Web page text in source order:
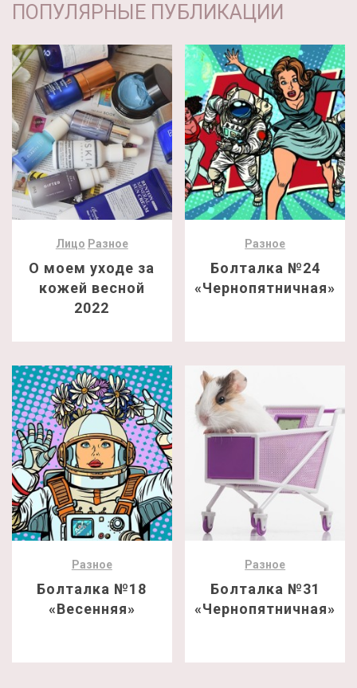
ПОПУЛЯРНЫЕ ПУБЛИКАЦИИ
Лицо Разное
О моем уходе за
кожей весной
2022
Разное
Болталка №24
«Чернопятничная»
Разное
Болталка №18
«Весенняя»
Разное
Болталка №31
«Чернопятничная»